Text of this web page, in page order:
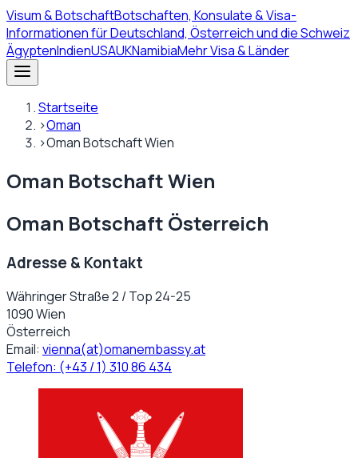
Visum& BotschaftBotschaften, Konsulate & Visa-
Informationen für Deutschland, Österreich und die Schweiz
ÄgyptenIndienUSAUKNamibiaMehr Visa & Länder
Startseite
›Oman
›Oman Botschaft Wien
Oman Botschaft Wien
Oman Botschaft Österreich
Adresse & Kontakt
Währinger Straße 2 / Top 24-25
1090 Wien
Österreich
Email: vienna(at)omanembassy.at
Telefon: (+43 / 1) 310 86 434